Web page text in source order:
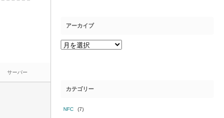
サーバー
アーカイブ
カテゴリー
NFC (7)